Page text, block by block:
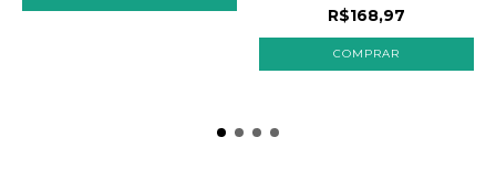
R$168,97